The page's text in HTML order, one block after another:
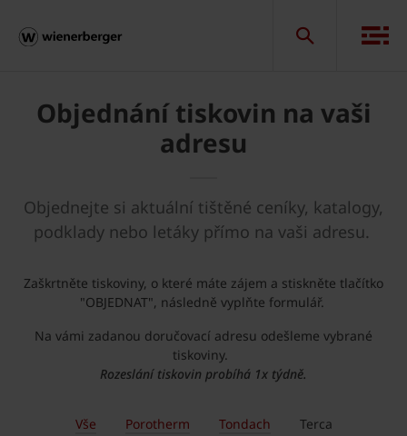
Objednání tiskovin na vaši
adresu
Objednejte si aktuální tištěné ceníky, katalogy,
podklady nebo letáky přímo na vaši adresu.
Zaškrtněte tiskoviny, o které máte zájem a stiskněte tlačítko
"OBJEDNAT", následně vyplňte formulář.
Na vámi zadanou doručovací adresu odešleme vybrané
tiskoviny.
Rozeslání tiskovin probíhá 1x týdně.
Vše Porotherm Tondach
Terca